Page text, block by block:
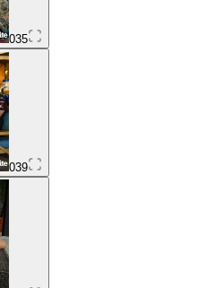
035
039